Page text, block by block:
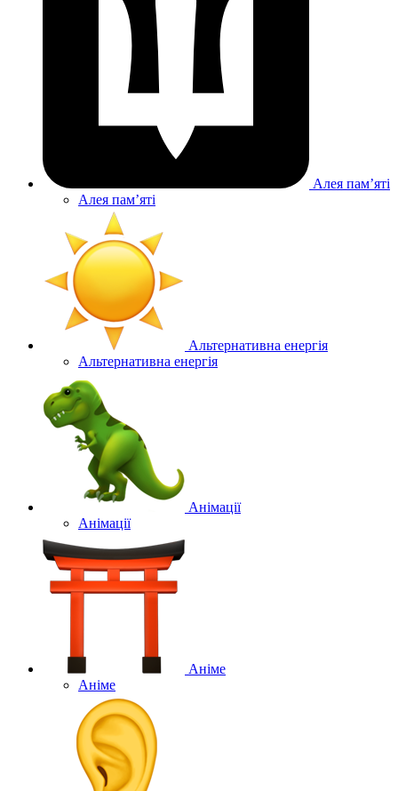
Алея памʼяті
Алея памʼяті
Альтернативна енергія
Альтернативна енергія
Анімації
Анімації
Аніме
Аніме